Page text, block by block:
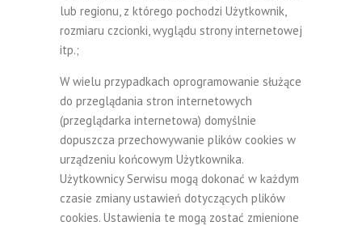
lub regionu, z którego pochodzi Użytkownik,
rozmiaru czcionki, wyglądu strony internetowej
itp.;
W wielu przypadkach oprogramowanie służące
do przeglądania stron internetowych
(przeglądarka internetowa) domyślnie
dopuszcza przechowywanie plików cookies w
urządzeniu końcowym Użytkownika.
Użytkownicy Serwisu mogą dokonać w każdym
czasie zmiany ustawień dotyczących plików
cookies. Ustawienia te mogą zostać zmienione